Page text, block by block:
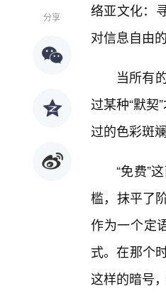
分享
络亚文化：
对信息自由
当所有
过某种“默契
过的色彩斑
“免费”
槛，抹平了
作为一个定
式。在那个
这样的暗号